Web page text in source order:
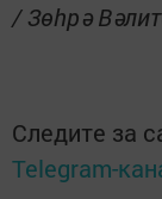
/ Зөһрә
Следите за
Telegram-